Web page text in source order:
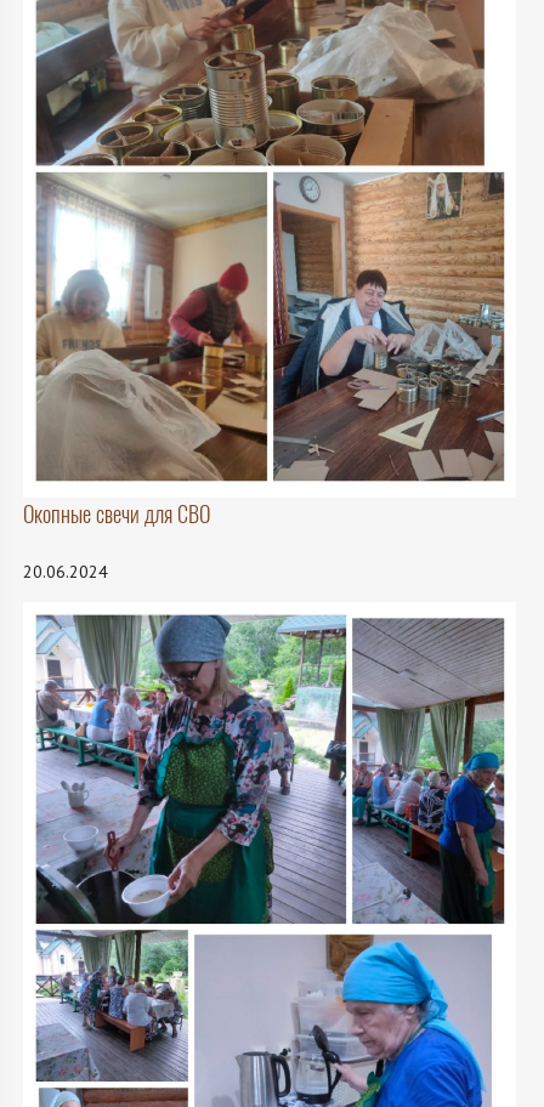
Окопные свечи для СВО
20.06.2024